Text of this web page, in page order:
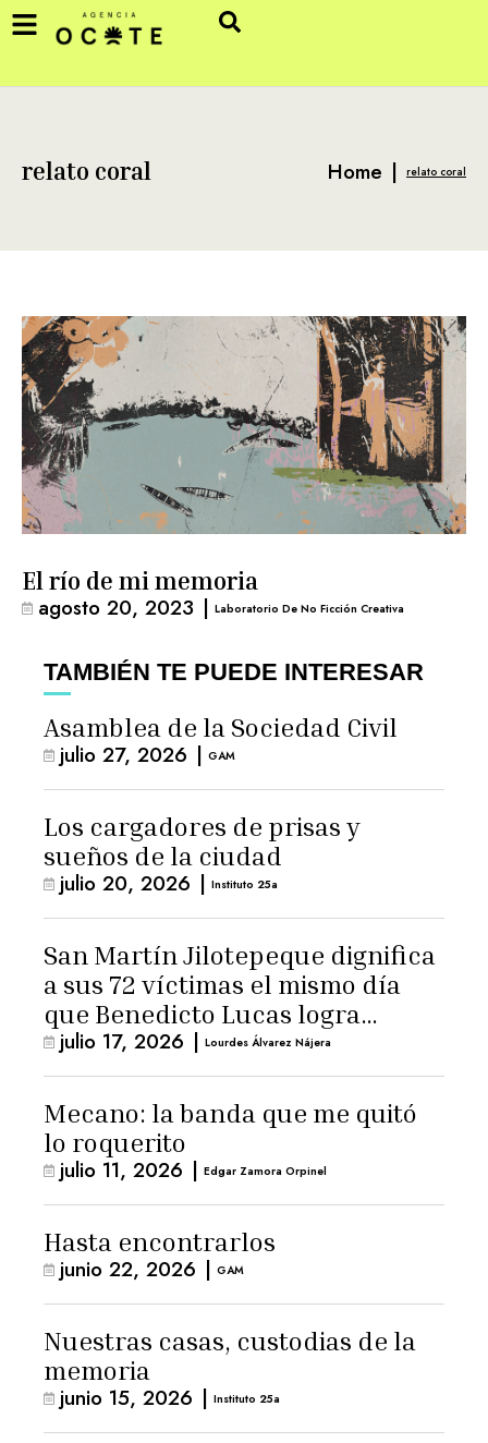
relato coral Home | relato coral
El río de mi memoria
agosto 20, 2023 | Laboratorio De No Ficción Creativa
TAMBIÉN TE PUEDE INTERESAR
Asamblea de la Sociedad Civil
julio 27, 2026 | GAM
Los cargadores de prisas y
sueños de la ciudad
julio 20, 2026 | Instituto 25a
San Martín Jilotepeque dignifica
a sus 72 víctimas el mismo día
que Benedicto Lucas logra
arresto domiciliario
julio 17, 2026 | Lourdes Álvarez Nájera
Mecano: la banda que me quitó
lo roquerito
julio 11, 2026 | Edgar Zamora Orpinel
Hasta encontrarlos
junio 22, 2026 | GAM
Nuestras casas, custodias de la
memoria
junio 15, 2026 | Instituto 25a